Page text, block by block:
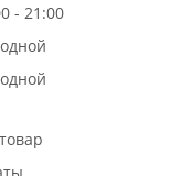
- 21:00